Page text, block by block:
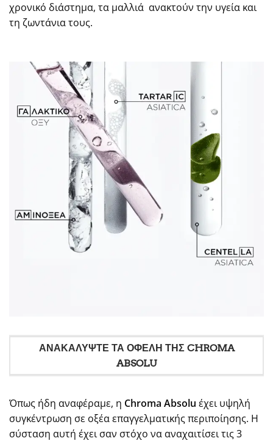
χρονικό διάστημα, τα μαλλιά ανακτούν την υγεία και
τη ζωντάνια τους.
ΑΝΑΚΑΛΥΨΤΕ ΤΑ ΟΦΕΛΗ ΤΗΣ CHROMA
ABSOLU
Όπως ήδη αναφέραμε, η Chroma Absolu έχει υψηλή
συγκέντρωση σε οξέα επαγγελματικής περιποίησης. Η
σύσταση αυτή έχει σαν στόχο να αναχαιτίσει τις 3